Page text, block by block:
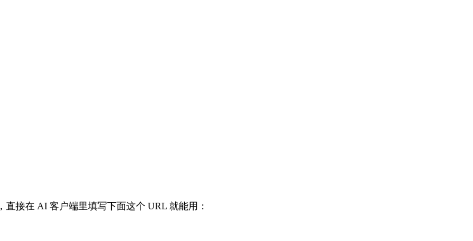
，直接在 AI 客户端里填写下面这个 URL 就能用：